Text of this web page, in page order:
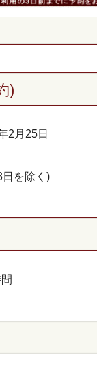
)
2月25日
を除く)